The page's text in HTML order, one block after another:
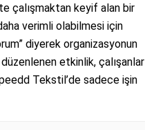
çalışmaktan keyif alan bir
verimli olabilmesi için
diyerek organizasyonun
düzenlenen etkinlik, çalışanlar
Tekstil’de sadece işin